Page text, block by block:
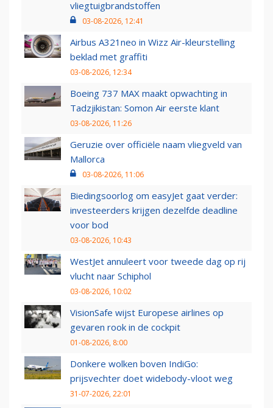
vliegtuigbrandstoffen
03-08-2026, 12:41
Airbus A321neo in Wizz Air-kleurstelling
beklad met graffiti
03-08-2026, 12:34
Boeing 737 MAX maakt opwachting in
Tadzjikistan: Somon Air eerste klant
03-08-2026, 11:26
Geruzie over officiële naam vliegveld van
Mallorca
03-08-2026, 11:06
Biedingsoorlog om easyJet gaat verder:
investeerders krijgen dezelfde deadline
voor bod
03-08-2026, 10:43
WestJet annuleert voor tweede dag op rij
vlucht naar Schiphol
03-08-2026, 10:02
VisionSafe wijst Europese airlines op
gevaren rook in de cockpit
01-08-2026, 8:00
Donkere wolken boven IndiGo:
prijsvechter doet widebody-vloot weg
31-07-2026, 22:01